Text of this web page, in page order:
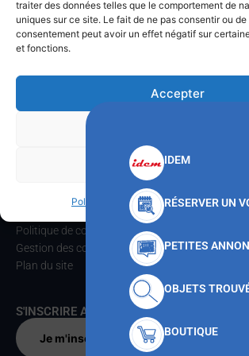
traiter des données telles que le comportement de
uniques sur ce site. Le fait de ne pas consentir ou de
consentement peut avoir un effet négatif sur
et fonctions.
Accepter
Voir les préférences
Politique de cookiesPolitique de
IDEM
RÉSERVER UN
PETITES
OBJETS
BOUTIQUE
Téléphone: 04.22.42.06.37
ACCUEIL
Communications
Activités voiles
INFORMATIONS
Politique de confidentialités
Gestion des cookies
Plan du site
S'INSCRIRE AU CNMT
Je m'inscris par